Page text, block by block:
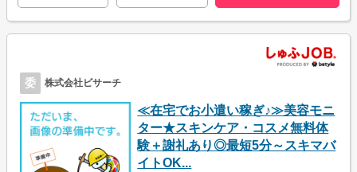
委 株式会社ビサーチ
≪在宅でお小遣い稼ぎ♪≫美容モニ
ター★スキンケア・コスメ無料体
験＋謝礼あり◎最短5分～スキマバ
イトOK...